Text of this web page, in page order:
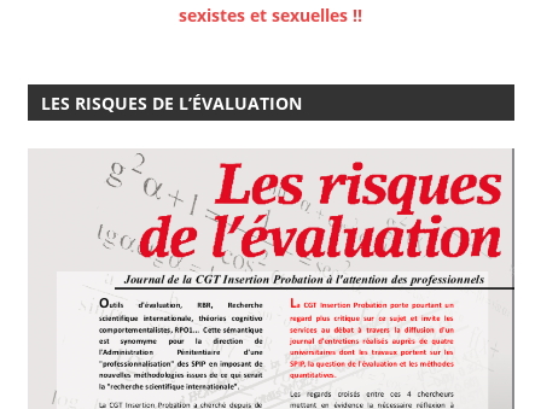
sexistes et sexuelles !!
LES RISQUES DE L’ÉVALUATION